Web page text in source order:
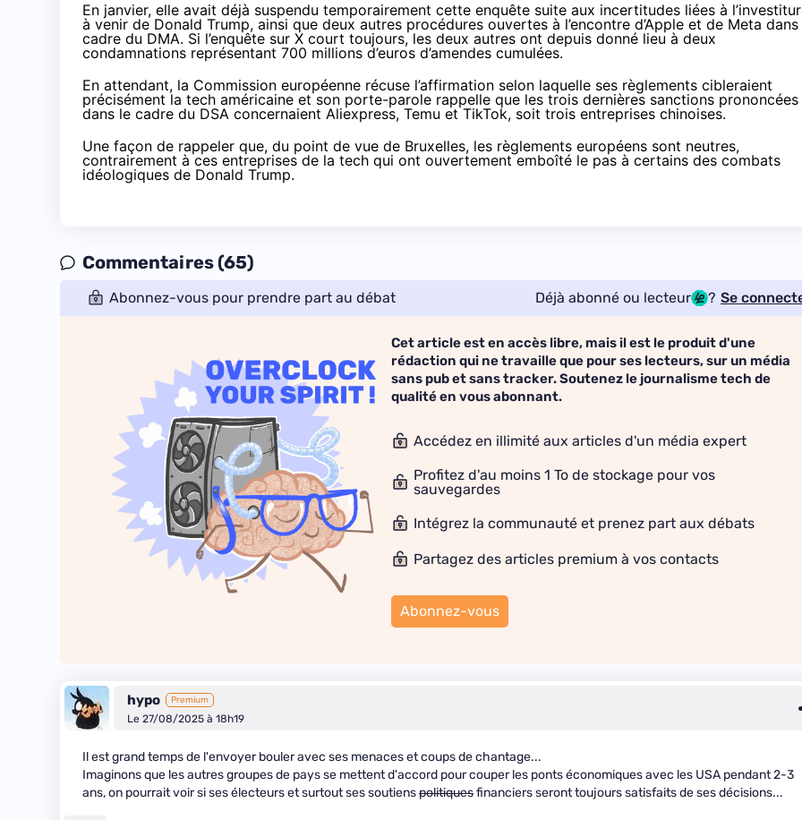
En janvier, elle avait déjà suspendu temporairement cette enquête suite aux incertitudes liées à
à venir de Donald Trump, ainsi que deux autres procédures ouvertes à l’encontre d’Apple et de Meta dans
cadre du DMA. Si l’enquête sur X court toujours, les deux autres ont depuis donné lieu à deux
condamnations représentant 700 millions d’euros d’amendes cumulées.
En attendant, la Commission européenne récuse l’affirmation selon laquelle ses règlements cibleraient
précisément la tech américaine et son porte-parole rappelle que les trois dernières sanctions prononcées
dans le cadre du DSA concernaient Aliexpress, Temu et TikTok, soit trois entreprises chinoises.
Une façon de rappeler que, du point de vue de Bruxelles, les règlements européens sont neutres,
contrairement à ces entreprises de la tech qui ont ouvertement emboîté le pas à certains des combats
idéologiques de Donald Trump.
Commentaires (65)
Abonnez-vous pour prendre part au débat Déjà abonné ou lecteur ? Se
Cet article est en accès libre, mais il est le produit d'une
rédaction qui ne travaille que pour ses lecteurs, sur un média
sans pub et sans tracker. Soutenez le journalisme tech de
qualité en vous abonnant.
Accédez en illimité aux articles d'un média expert
Profitez d'au moins 1 To de stockage pour vos
sauvegardes
Intégrez la communauté et prenez part aux débats
Partagez des articles premium à vos contacts
Abonnez-vous
hypo Premium
Le 27/08/2025 à 18h19
Il est grand temps de l'envoyer bouler avec ses menaces et coups de chantage...
Imaginons que les autres groupes de pays se mettent d'accord pour couper les ponts économiques avec les USA pendant 2-3
ans, on pourrait voir si ses électeurs et surtout ses soutienspolitiquesfinanciers seront toujours satisfaits de ses décisions...